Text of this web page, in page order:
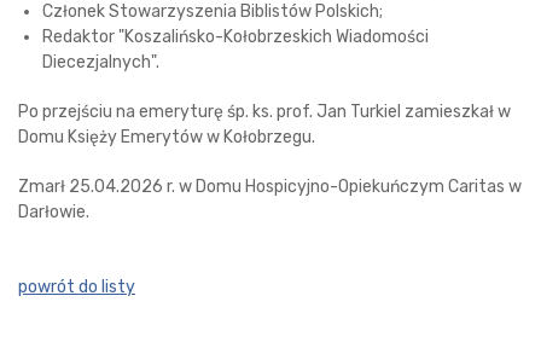
Członek Stowarzyszenia Biblistów Polskich;
Redaktor "Koszalińsko-Kołobrzeskich Wiadomości
Diecezjalnych".
Po przejściu na emeryturę śp. ks. prof. Jan Turkiel zamieszkał w
Domu Księży Emerytów w Kołobrzegu.
Zmarł 25.04.2026 r. w Domu Hospicyjno-Opiekuńczym Caritas w
Darłowie.
powrót do listy